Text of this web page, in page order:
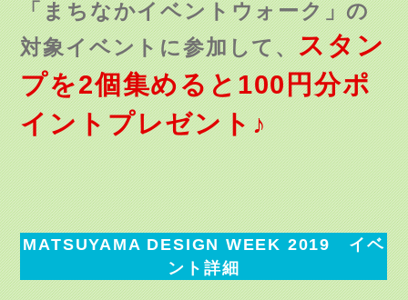
「まちなかイベントウォーク」の
対象イベントに参加して、スタン
プを2個集めると100円分ポ
イントプレゼント♪
MATSUYAMA DESIGN WEEK 2019 イベ
ント詳細